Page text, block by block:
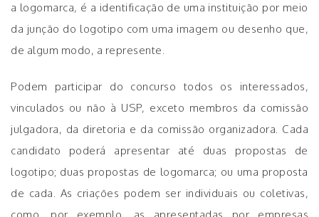
a logomarca, é a identificação de uma instituição por meio
da junção do logotipo com uma imagem ou desenho que,
de algum modo, a represente.
Podem participar do concurso todos os interessados,
vinculados ou não à USP, exceto membros da comissão
julgadora, da diretoria e da comissão organizadora. Cada
candidato poderá apresentar até duas propostas de
logotipo; duas propostas de logomarca; ou uma proposta
de cada. As criações podem ser individuais ou coletivas,